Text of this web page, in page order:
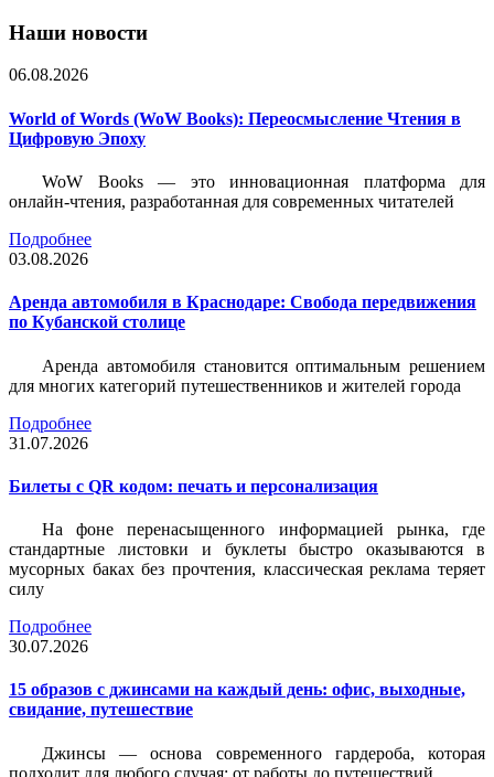
Наши новости
06.08.2026
World of Words (WoW Books): Переосмысление Чтения в
Цифровую Эпоху
WoW Books — это инновационная платформа для
онлайн-чтения, разработанная для современных читателей
Подробнее
03.08.2026
Аренда автомобиля в Краснодаре: Свобода передвижения
по Кубанской столице
Аренда автомобиля становится оптимальным решением
для многих категорий путешественников и жителей города
Подробнее
31.07.2026
Билеты c QR кодом: печать и персонализация
На фоне перенасыщенного информацией рынка, где
стандартные листовки и буклеты быстро оказываются в
мусорных баках без прочтения, классическая реклама теряет
силу
Подробнее
30.07.2026
15 образов с джинсами на каждый день: офис, выходные,
свидание, путешествие
Джинсы — основа современного гардероба, которая
подходит для любого случая: от работы до путешествий